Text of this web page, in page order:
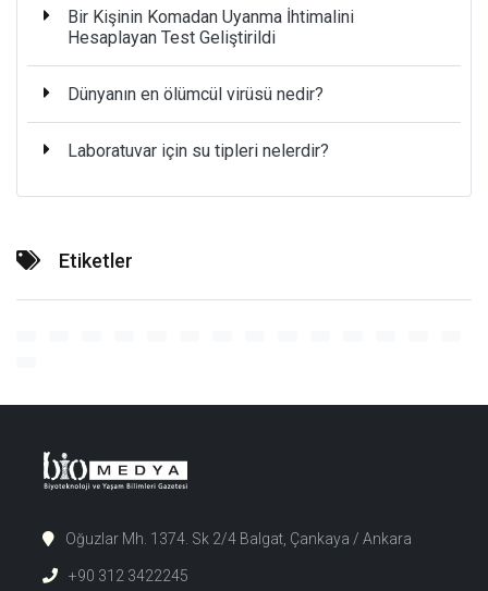
Bir Kişinin Komadan Uyanma İhtimalini
Hesaplayan Test Geliştirildi
Dünyanın en ölümcül virüsü nedir?
Laboratuvar için su tipleri nelerdir?
Etiketler
Oğuzlar Mh. 1374. Sk 2/4 Balgat, Çankaya / Ankara
+90 312 3422245